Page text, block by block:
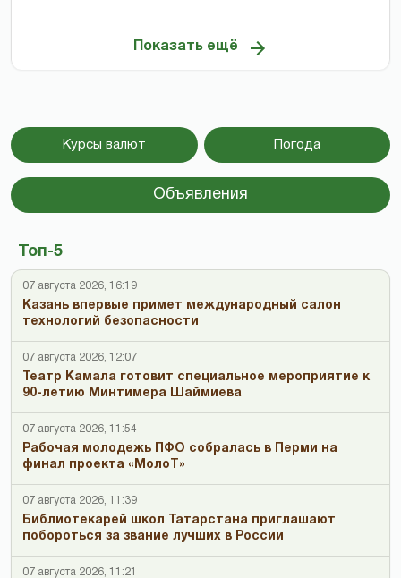
Показать ещё
Курсы валют Погода
Объявления
Топ-5
07 августа 2026, 16:19
Казань впервые примет международный салон
технологий безопасности
07 августа 2026, 12:07
Театр Камала готовит специальное мероприятие к
90-летию Минтимера Шаймиева
07 августа 2026, 11:54
Рабочая молодежь ПФО собралась в Перми на
финал проекта «МолоТ»
07 августа 2026, 11:39
Библиотекарей школ Татарстана приглашают
побороться за звание лучших в России
07 августа 2026, 11:21